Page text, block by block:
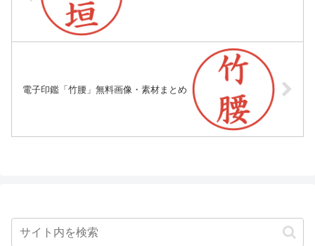
電子印鑑「竹腰」無料画像・素材まとめ